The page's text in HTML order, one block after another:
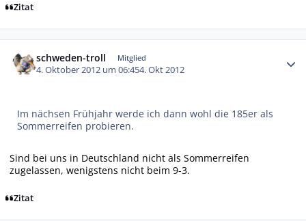
Zitat
schweden-troll Mitglied
4. Oktober 2012 um 06:454. Okt 2012
Im nächsen Frühjahr werde ich dann wohl die 185er als
Sommerreifen probieren.
Sind bei uns in Deutschland nicht als Sommerreifen
zugelassen, wenigstens nicht beim 9-3.
Zitat